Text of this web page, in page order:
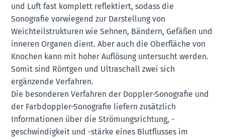
und Luft fast komplett reflektiert, sodass die
Sonografie vorwiegend zur Darstellung von
Weichteilstrukturen wie Sehnen, Bändern, Gefäßen und
inneren Organen dient. Aber auch die Oberfläche von
Knochen kann mit hoher Auflösung untersucht werden.
Somit sind Röntgen und Ultraschall zwei sich
ergänzende Verfahren.
Die besonderen Verfahren der Doppler-Sonografie und
der Farbdoppler-Sonografie liefern zusätzlich
Informationen über die Strömungsrichtung, -
geschwindigkeit und -stärke eines Blutflusses im